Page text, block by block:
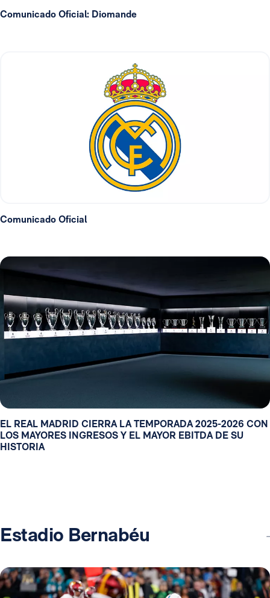
Comunicado Oficial: Diomande
Comunicado Oficial
EL REAL MADRID CIERRA LA TEMPORADA 2025-2026 CON
LOS MAYORES INGRESOS Y EL MAYOR EBITDA DE SU
HISTORIA
Estadio Bernabéu